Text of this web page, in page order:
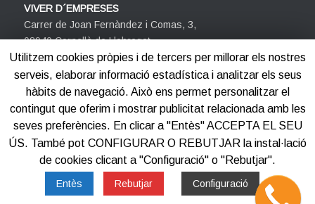
VIVER D´EMPRESES
Carrer de Joan Fernàndez i Comas, 3,
08940 Cornellà de Llobregat
Barcelona
Telèfon: 93 474 80 42
©2012-2025 Centre d'Empreses PROCORNELLÀ
Utilitzem cookies pròpies i de tercers per millorar els nostres
serveis, elaborar informació estadística i analitzar els seus
hàbits de navegació. Això ens permet personalitzar el
contingut que oferim i mostrar publicitat relacionada amb les
seves preferències. En clicar a "Entès" ACCEPTA EL SEU
ÚS. També pot CONFIGURAR O REBUTJAR la instal·lació
de cookies clicant a "Configuració" o "Rebutjar".
Entès Rebutjar Configuració